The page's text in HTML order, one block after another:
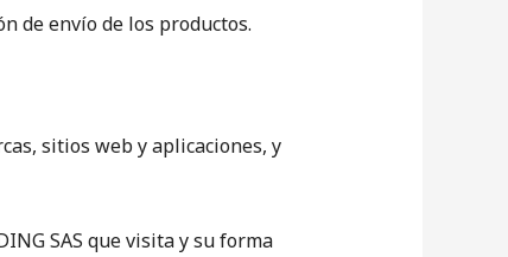
de envío de los productos.
sitios web y aplicaciones, y
SAS que visita y su forma